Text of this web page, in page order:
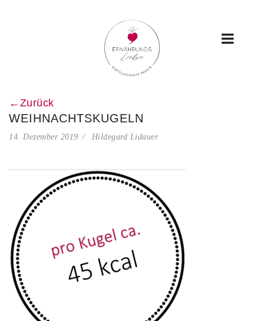
←Zurück
WEIHNACHTSKUGELN
14. Dezember 2019 Hildegard Lidauer